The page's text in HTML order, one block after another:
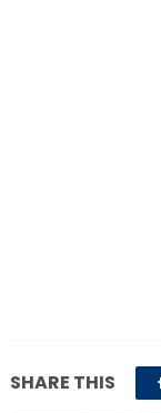
SHARE THIS